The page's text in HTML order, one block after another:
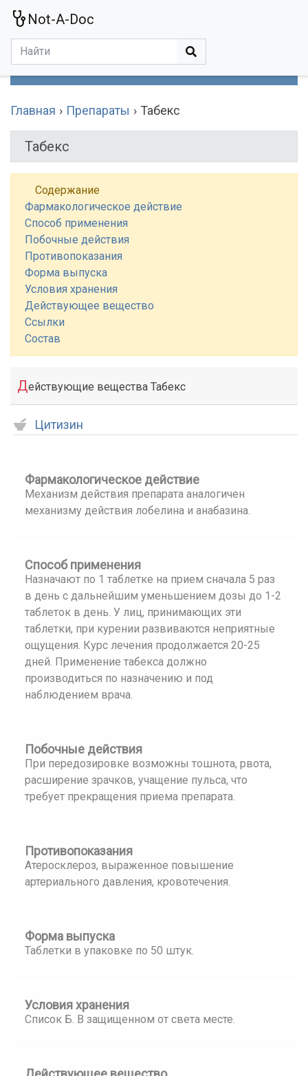
Not-A-Doc
Главная Препараты Табекс
Табекс
Содержание
Фармакологическое действие
Способ применения
Побочные действия
Противопоказания
Форма выпуска
Условия хранения
Действующее вещество
Ссылки
Состав
Действующие вещества Табекс
Цитизин
Фармакологическое действие
Механизм действия препарата аналогичен
механизму действия лобелина и анабазина.
Способ применения
Назначают по 1 таблетке на прием сначала 5 раз
в день с дальнейшим уменьшением дозы до 1-2
таблеток в день. У лиц, принимающих эти
таблетки, при курении развиваются неприятные
ощущения. Курс лечения продолжается 20-25
дней. Применение табекса должно
производиться по назначению и под
наблюдением врача.
Побочные действия
При передозировке возможны тошнота, рвота,
расширение зрачков, учащение пульса, что
требует прекращения приема препарата.
Противопоказания
Атеросклероз, выраженное повышение
артериального давления, кровотечения.
Форма выпуска
Таблетки в упаковке по 50 штук.
Условия хранения
Список Б. В защищенном от света месте.